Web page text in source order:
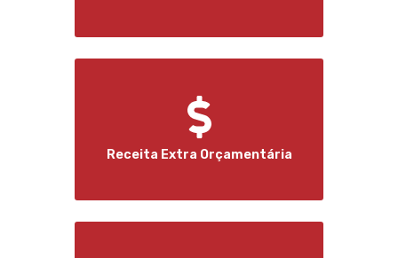
Receita Extra Orçamentária